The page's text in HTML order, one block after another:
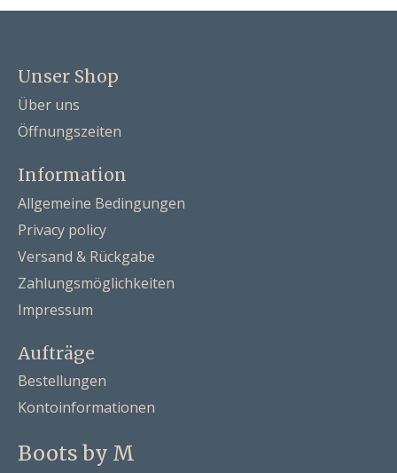
Unser Shop
Über uns
Öffnungszeiten
Information
Allgemeine Bedingungen
Privacy policy
Versand & Rückgabe
Zahlungsmöglichkeiten
Impressum
Aufträge
Bestellungen
Kontoinformationen
Boots by M